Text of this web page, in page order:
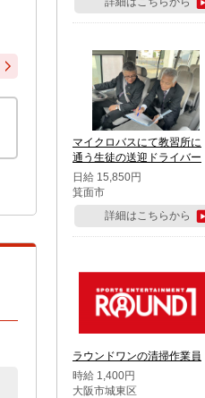
マイクロバスにて教習所に
通う生徒の送迎ドライバー
日給 15,850円
箕面市
詳細はこちらから
ラウンドワンの清掃作業員
時給 1,400円
大阪市城東区